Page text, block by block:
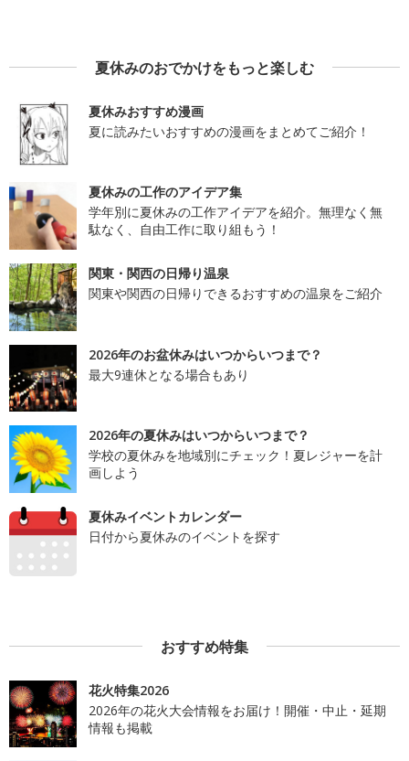
夏休みのおでかけをもっと楽しむ
夏休みおすすめ漫画
夏に読みたいおすすめの漫画をまとめてご紹介！
夏休みの工作のアイデア集
学年別に夏休みの工作アイデアを紹介。無理なく無
駄なく、自由工作に取り組もう！
関東・関西の日帰り温泉
関東や関西の日帰りできるおすすめの温泉をご紹介
2026年のお盆休みはいつからいつまで？
最大9連休となる場合もあり
2026年の夏休みはいつからいつまで？
学校の夏休みを地域別にチェック！夏レジャーを計
画しよう
夏休みイベントカレンダー
日付から夏休みのイベントを探す
おすすめ特集
花火特集2026
2026年の花火大会情報をお届け！開催・中止・延期
情報も掲載